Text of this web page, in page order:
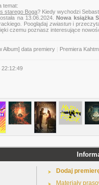
temat:
starego Boga? Kiedy wychodzi
na 13.06.2024.Nowa książka
Pooglądaj zwiastuni
czemu poznasz interesujące
Album] data premiery Premiera
22:12:49
Dodaj
Materiały